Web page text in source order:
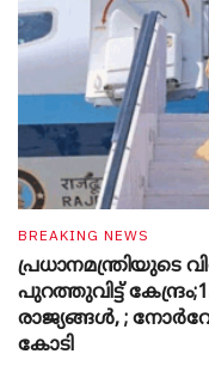
BREAKING NEWS
പ്രധാനമന്ത്രിയുടെ
പുറത്തുവിട്ട്
രാജ്യങ്ങൾ, ;
കോടി